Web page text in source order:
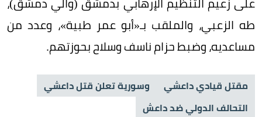
طه الزعبي، والملقب بـ«أبو عمر طبية»، وعدد من
مساعديه، وضبط حزام ناسف وسلاح بحوزتهم.
مقتل قيادي داعشي
وسورية تعلن قتل داعشي
التحالف الدولي ضد داعش